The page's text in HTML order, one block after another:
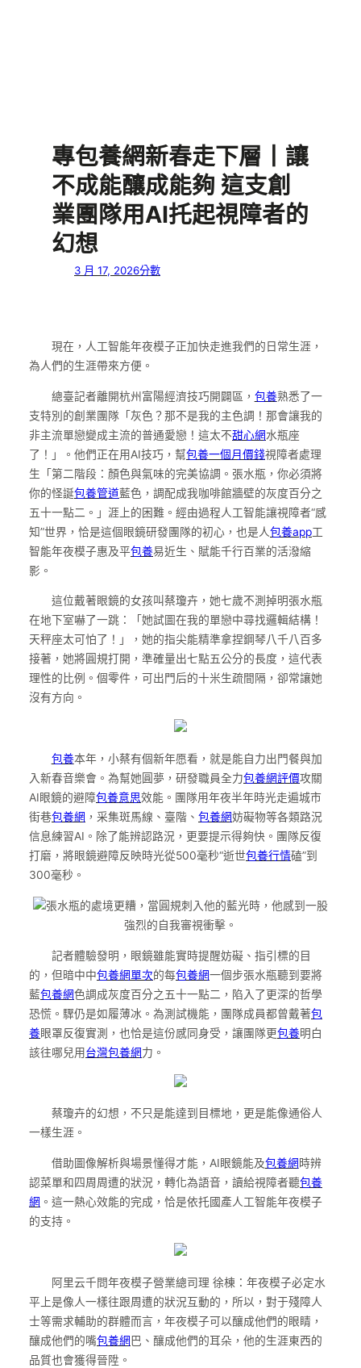
專包養網新春走下層丨讓
不成能釀成能夠 這支創
業團隊用AI托起視障者的
幻想
3 月 17, 2026分數
現在，人工智能年夜模子正加快走進我們的日常生涯，
為人們的生涯帶來方便。
總臺記者離開杭州富陽經濟技巧開闢區， 包養熟悉了一
支特別的創業團隊「灰色？那不是我的主色調！那會讓我的
非主流單戀變成主流的普通愛戀！這太不甜心網水瓶座
了！」。他們正在用AI技巧，幫包養一個月價錢視障者處理
生「第二階段：顏色與氣味的完美協調。張水瓶，你必須將
你的怪誕包養管道藍色，調配成我咖啡館牆壁的灰度百分之
五十一點二。」涯上的困難。經由過程人工智能讓視障者“感
知”世界，恰是這個眼鏡研發團隊的初心，也是人包養app工
智能年夜模子惠及平包養易近生、賦能千行百業的活潑縮
影。
這位戴著眼鏡的女孩叫蔡瓊卉，她七歲不測掉明張水瓶
在地下室嚇了一跳：「她試圖在我的單戀中尋找邏輯結構！
天秤座太可怕了！」，她的指尖能精準拿捏鋼琴八千八百多
接著，她將圓規打開，準確量出七點五公分的長度，這代表
理性的比例。個零件，可出門后的十米生疏間隔，卻常讓她
沒有方向。
包養本年，小蔡有個新年愿看，就是能自力出門餐與加
入新春音樂會。為幫她圓夢，研發職員全力包養網評價攻關
AI眼鏡的避障包養意思效能。團隊用年夜半年時光走遍城市
街巷包養網 ，采集斑馬線、臺階、 包養網妨礙物等各類路況
信息練習AI。除了能辨認路況，更要提示得夠快。團隊反復
打磨，將眼鏡避障反映時光從500毫秒“逝世包養行情磕”到
300毫秒。
張水瓶的處境更糟，當圓規刺入他的藍光時，他感到一股
強烈的自我審視衝擊。
記者體驗發明，眼鏡雖能實時提醒妨礙、指引標的目
的，但暗中中包養網單次的每包養網一個步張水瓶聽到要將
藍包養網色調成灰度百分之五十一點二，陷入了更深的哲學
恐慌。驟仍是如履薄冰。為測試機能，團隊成員都曾戴著包
養眼罩反復實測，也恰是這份感同身受，讓團隊更包養明白
該往哪兒用台灣包養網力。
蔡瓊卉的幻想，不只是能達到目標地，更是能像通俗人
一樣生涯。
借助圖像解析與場景懂得才能，AI眼鏡能及包養網 時辨
認菜單和四周周遭的狀況，轉化為語音，讀給視障者聽包養
網 。這一熱心效能的完成，恰是依托國產人工智能年夜模子
的支持。
阿里云千問年夜模子營業總司理 徐棟：年夜模子必定水
平上是像人一樣往跟周遭的狀況互動的，所以，對于殘障人
士等需求輔助的群體而言，年夜模子可以釀成他們的眼睛，
釀成他們的嘴包養網 巴、釀成他們的耳朵，他的生涯東西的
品質也會獲得晉陞。